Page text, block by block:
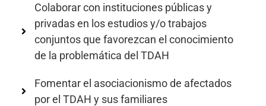
Colaborar con instituciones públicas y
privadas en los estudios y/o trabajos
conjuntos que favorezcan el conocimiento
de la problemática del TDAH
Fomentar el asociacionismo de afectados
por el TDAH y sus familiares